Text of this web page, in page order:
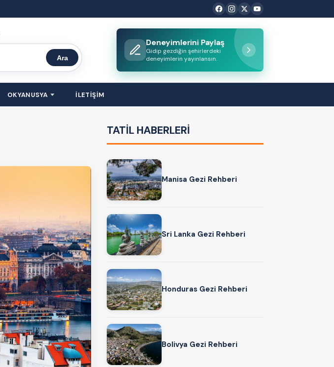
Ara
Deneyimlerini Paylaş
Gidip gezdiğin şehirlerdeki
deneyimlerin yayınlansın.
OKYANUSYA İLETİŞİM
TATİL HABERLERİ
Manisa Gezi Rehberi
Sri Lanka Gezi Rehberi
Honduras Gezi Rehberi
Bolivya Gezi Rehberi